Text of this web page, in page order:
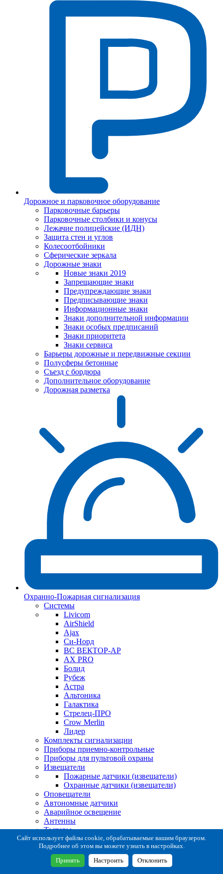
Дорожное и парковочное оборудование
Парковочные барьеры
Парковочные столбики и конусы
Лежачие полицейские (ИДН)
Защита стен и углов
Колесоотбойники
Сферические зеркала
Дорожные знаки
Новые знаки 2019
Запрещающие знаки
Предупреждающие знаки
Предписывающие знаки
Информационные знаки
Знаки дополнительной информации
Знаки особых предписаний
Знаки приоритета
Знаки сервиса
Барьеры дорожные и передвижные секции
Полусферы бетонные
Съезд с бордюра
Дополнительное оборудование
Дорожная разметка
Охранно-Пожарная сигнализация
Системы
Livicom
AirShield
Ajax
Си-Норд
ВС ВЕКТОР-АР
AX PRO
Болид
Рубеж
Астра
Альтоника
Галактика
Стрелец-ПРО
Crow Merlin
Лидер
Комплекты сигнализации
Приборы приемно-контрольные
Приборы для пультовой охраны
Извещатели
Пожарные датчики (извещатели)
Охранные датчики (извещатели)
Оповещатели
Автономные датчики
Аварийное освещение
Антенны
Тестеры
Система сбора извещений
Расходные и монтажные материалы
Коробки коммутационные
Кронштейны для извещателей
Сайт использует файлы cookie, обрабатываемые вашим браузером.
Подробнее об этом вы можете узнать в настройках.
Принять Настроить Отклонить